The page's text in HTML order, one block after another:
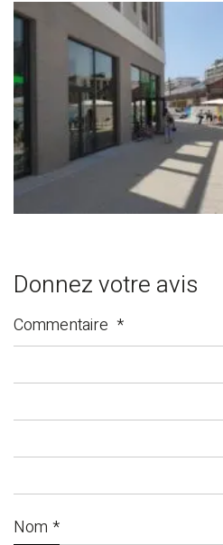
Donnez votre avis
Commentaire *
Nom *